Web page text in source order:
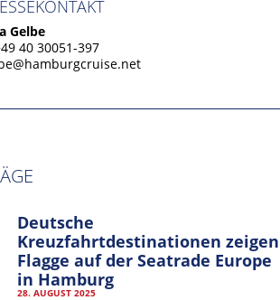
Gelbe
40 30051-397
Deutsche
Kreuzfahrtdestinationen zeigen
Flagge auf der Seatrade Europe
in Hamburg
28. AUGUST 2025